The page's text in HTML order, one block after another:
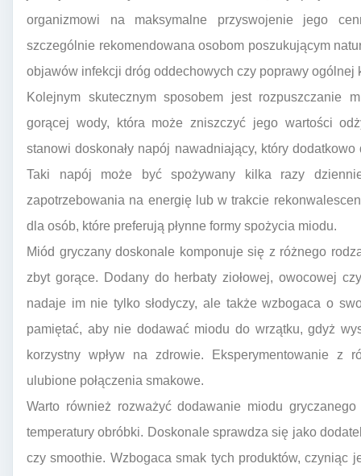
organizmowi na maksymalne przyswojenie jego
szczególnie rekomendowana osobom poszukującym
objawów infekcji dróg oddechowych czy poprawy ogólnej
Kolejnym skutecznym sposobem jest rozpuszczanie
gorącej wody, która może zniszczyć jego wartości
stanowi doskonały napój nawadniający, który
Taki napój może być spożywany kilka razy
zapotrzebowania na energię lub w trakcie
dla osób, które preferują płynne formy spożycia miodu.
Miód gryczany doskonale komponuje się z różnego
zbyt gorące. Dodany do herbaty ziołowej, owocowej
nadaje im nie tylko słodyczy, ale także wzbogaca o
pamiętać, aby nie dodawać miodu do wrzątku, gdyż
korzystny wpływ na zdrowie. Eksperymentowanie z
ulubione połączenia smakowe.
Warto również rozważyć dodawanie miodu
temperatury obróbki. Doskonale sprawdza się jako
czy smoothie. Wzbogaca smak tych produktów, czyniąc